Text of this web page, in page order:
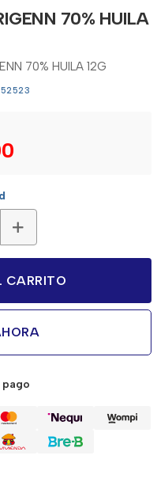
70% HUILA
70% HUILA 12G
CARRITO